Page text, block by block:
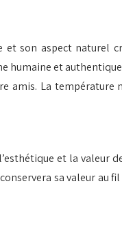
son aspect naturel
et
La
et la valeur
sa valeur au